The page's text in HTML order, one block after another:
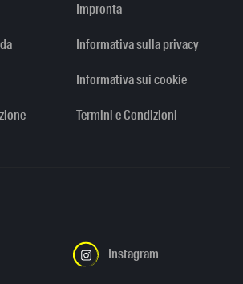
Impronta
Informativa sulla privacy
Informativa sui cookie
Termini e Condizioni
Instagram